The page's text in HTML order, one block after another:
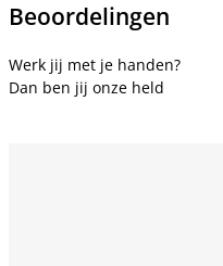
Beoordelingen
Werk jij met je handen?
Dan ben jij onze held